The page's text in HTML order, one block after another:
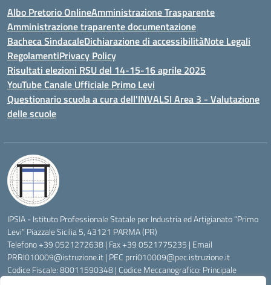
Albo Pretorio OnlineAmministrazione Trasparente
Amministrazione traparente documentazione
Bacheca SindacaleDichiarazione di accessibilitàNote Legali
RegolamentiPrivacy Policy
Risultati elezioni RSU del 14-15-16 aprile 2025
YouTube Canale Ufficiale Primo Levi
Questionario scuola a cura dell'INVALSI Area 3 - Valutazione
delle scuole
IPSIA - Istituto Professionale Statale per Industria ed Artigianato “Primo
Levi” Piazzale Sicilia 5, 43121 PARMA (PR)
Telefono +39 0521272638 | Fax +39 0521775235 | Email
PRRI010009@istruzione.it| PEC prri010009@pec.istruzione.it
Codice Fiscale: 80011590348 | Codice Meccanografico: Principale